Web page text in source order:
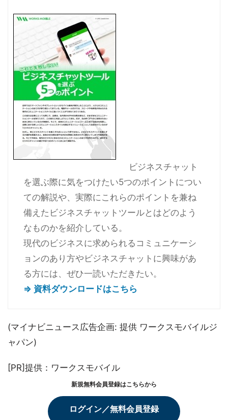
ビジネスチャット
を選ぶ際に気をつけたい5つのポイントについ
ての解説や、実際にこれらのポイントを兼ね
備えたビジネスチャットツールとはどのよう
なものかを紹介している。
現代のビジネスに求められるコミュニケーシ
ョンのあり方やビジネスチャットに興味があ
る方には、ぜひ一読いただきたい。
⇒ 資料ダウンロードはこちら
(マイナビニュース広告企画: 提供 ワークスモバイルジ
ャパン)
[PR]提供：ワークスモバイル
新規無料会員登録はこちらから
ログイン／無料会員登録